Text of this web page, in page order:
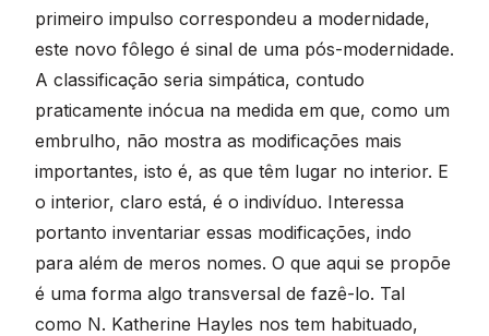
primeiro impulso correspondeu a modernidade,
este novo fôlego é sinal de uma pós-modernidade.
A classificação seria simpática, contudo
praticamente inócua na medida em que, como um
embrulho, não mostra as modificações mais
importantes, isto é, as que têm lugar no interior. E
o interior, claro está, é o indivíduo. Interessa
portanto inventariar essas modificações, indo
para além de meros nomes. O que aqui se propõe
é uma forma algo transversal de fazê-lo. Tal
como N. Katherine Hayles nos tem habituado,